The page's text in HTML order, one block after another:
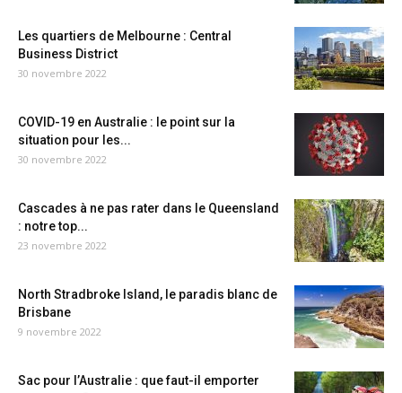
Les quartiers de Melbourne : Central
Business District
30 novembre 2022
COVID-19 en Australie : le point sur la
situation pour les...
30 novembre 2022
Cascades à ne pas rater dans le Queensland
: notre top...
23 novembre 2022
North Stradbroke Island, le paradis blanc de
Brisbane
9 novembre 2022
Sac pour l’Australie : que faut-il emporter